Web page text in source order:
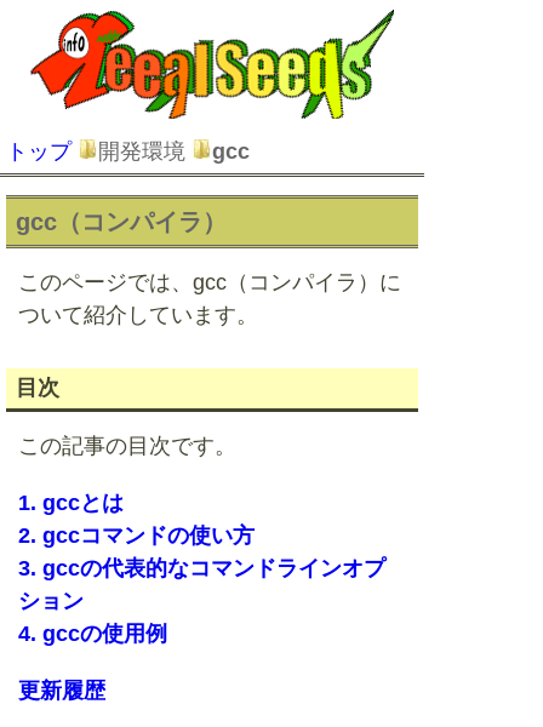
トップ 開発環境 gcc
gcc（コンパイラ）
このページでは、gcc（コンパイラ）に
ついて紹介しています。
目次
この記事の目次です。
1. gccとは
2. gccコマンドの使い方
3. gccの代表的なコマンドラインオプ
ション
4. gccの使用例
更新履歴